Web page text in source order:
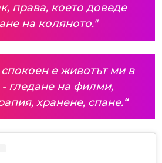
права, което доведе
на коляното."
е животът ми в
гледане на филми,
хранене, спане.“